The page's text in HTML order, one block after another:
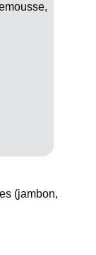
(jambon,